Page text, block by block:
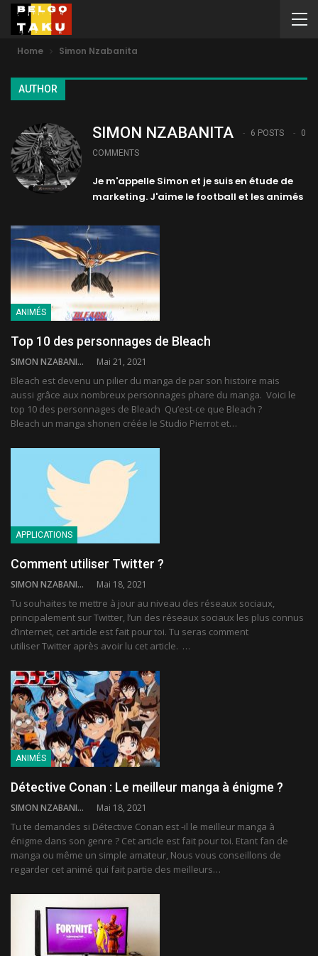
Home Simon Nzabanita
AUTHOR
SIMON NZABANITA 6 POSTS
0
COMMENTS
Je m'appelle Simon et je suis en étude de
marketing. J'aime le football et les animés
ANIMÉS
Top 10 des personnages de Bleach
SIMON NZABANITA Mai 21, 2021
Bleach est devenu un pilier du manga de par son histoire mais
aussi grâce aux nombreux personnages phare du manga. Voici le
top 10 des personnages de Bleach Qu’est-ce que Bleach ?
Bleach un manga shonen créée le Studio Pierrot et…
APPLICATIONS
Comment utiliser Twitter ?
SIMON NZABANITA Mai 18, 2021
Tu souhaites te mettre à jour au niveau des réseaux sociaux,
principalement sur Twitter, l’un des réseaux sociaux les plus connus
d’internet, cet article est fait pour toi. Tu seras comment
utiliser Twitter après avoir lu cet article. …
ANIMÉS
Détective Conan : Le meilleur manga à énigme ?
SIMON NZABANITA Mai 18, 2021
Tu te demandes si Détective Conan est -il le meilleur manga à
énigme dans son genre ? Cet article est fait pour toi. Etant fan de
manga ou même un simple amateur, Nous vous conseillons de
regarder cet animé qui fait partie des meilleurs…